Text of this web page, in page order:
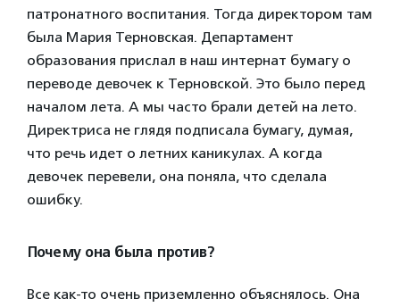
патронатного воспитания. Тогда директором там
была Мария Терновская. Департамент
образования прислал в наш интернат бумагу о
переводе девочек к Терновской. Это было перед
началом лета. А мы часто брали детей на лето.
Директриса не глядя подписала бумагу, думая,
что речь идет о летних каникулах. А когда
девочек перевели, она поняла, что сделала
ошибку.
Почему она была против?
Все как-то очень приземленно объяснялось. Она